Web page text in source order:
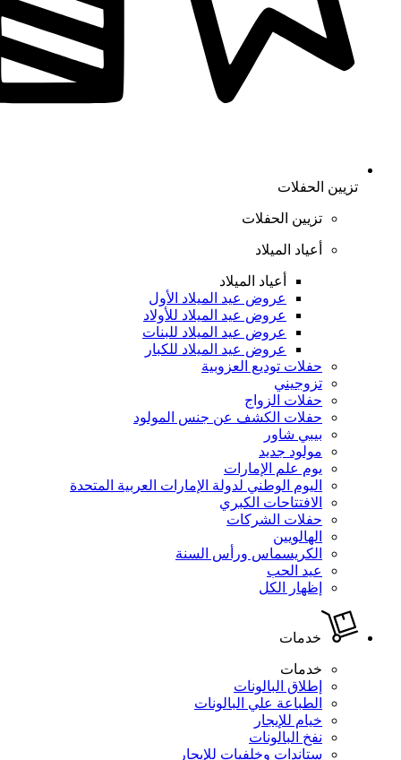
تزيين الحفلات
تزيين الحفلات
أعياد الميلاد
أعياد الميلاد
عروض عيد الميلاد الأول
عروض عيد الميلاد للأولاد
عروض عيد الميلاد للبنات
عروض عيد الميلاد للكبار
حفلات توديع العزوبية
تزوجيني
حفلات الزواج
حفلات الكشف عن جنس المولود
بيبي شاور
مولود جديد
يوم علم الإمارات
اليوم الوطني لدولة الإمارات العربية المتحدة
الافتتاحات الكبري
حفلات الشركات
الهالويين
الكريسماس ورأس السنة
عيد الحب
إظهار الكل
خدمات
خدمات
إطلاق البالونات
الطباعة علي البالونات
خيام للإيجار
نفخ البالونات
ستاندات وخلفيات للإيجار